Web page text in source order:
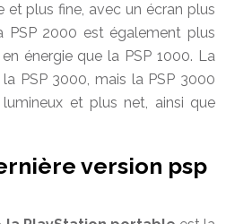
et plus fine, avec un écran plus
PSP 2000 est également plus
énergie que la PSP 1000. La
PSP 3000, mais la PSP 3000
lumineux et plus net, ainsi que
version psp